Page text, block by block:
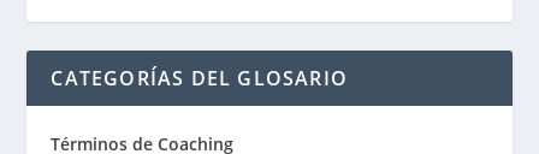
CATEGORÍAS DEL GLOSARIO
Términos de Coaching